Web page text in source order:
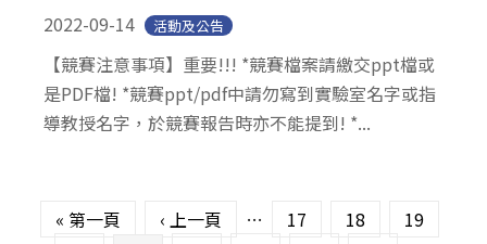
2022-09-14 活動及公告
【競賽注意事項】重要!!! *競賽檔案請繳交ppt檔或
是PDF檔! *競賽ppt/pdf中請勿寫到實驗室名字或指
導教授名字，於競賽報告時亦不能提到! *...
« 第一頁 ‹ 上一頁 … 17 18
19